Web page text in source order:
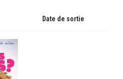
Date de sortie